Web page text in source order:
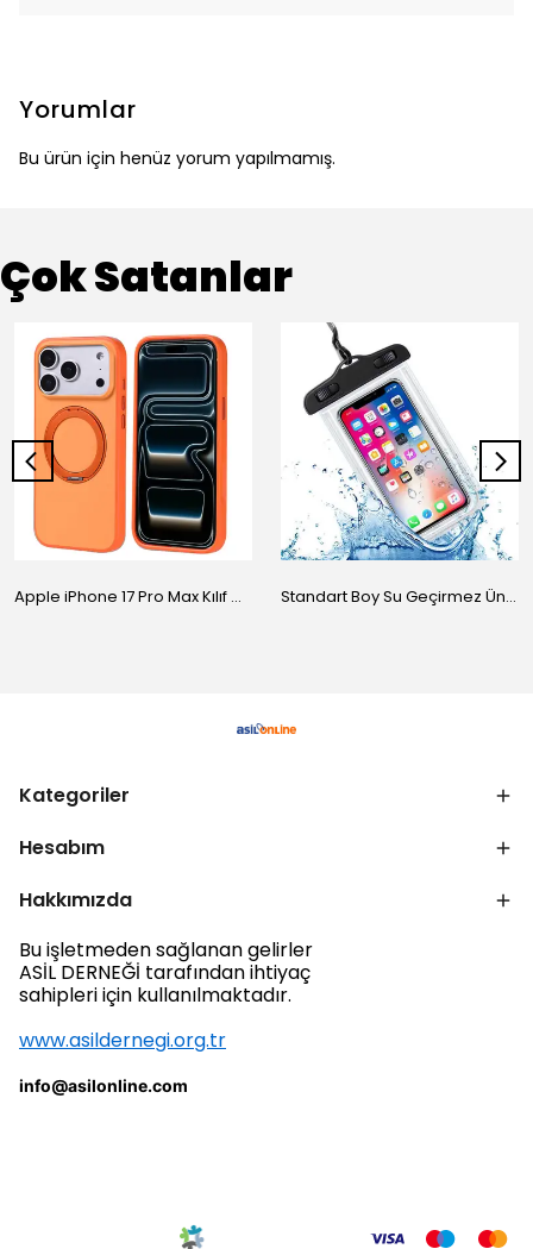
Yorumlar
Bu ürün için henüz yorum yapılmamış.
Çok Satanlar
Apple iPhone 17 Pro Max Kılıf M-Safe Şarj Özellikli Standlı Zore Proton Silikon Kapak Standart Boy Su Geçirmez Üniversal Kılıf
Kategoriler
Hesabım
Hakkımızda
Bu işletmeden sağlanan gelirler
ASİL DERNEĞİ tarafından ihtiyaç
sahipleri için kullanılmaktadır.
www.asildernegi.org.tr
info@asilonline.com